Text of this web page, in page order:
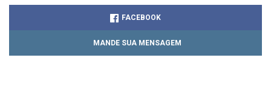
FACEBOOK
MANDE SUA MENSAGEM